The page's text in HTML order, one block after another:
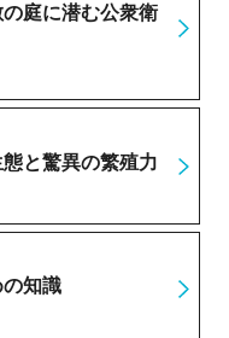
庭に潜む公衆衛
と驚異の繁殖力
知識